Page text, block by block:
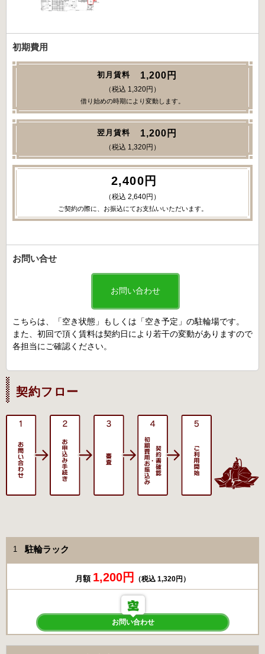
初期費用
初月賃料 1,200円
（税込 1,320円）
借り始めの時期により変動します。
翌月賃料 1,200円
（税込 1,320円）
2,400円
（税込 2,640円）
ご契約の際に、お振込にてお支払いいただいます。
お問い合せ
お問い合わせ
こちらは、「空き状態」もしくは「空き予定」の駐輪場です。
また、初回で頂く賃料は契約日により若干の変動がありますので
各担当にご確認ください。
契約フロー
1 駐輪ラック
月額 1,200円 （税込 1,320円）
お問い合わせ